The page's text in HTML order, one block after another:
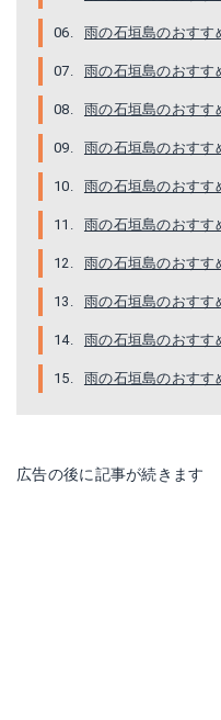
雨の石垣島のおすす
雨の石垣島のおすす
雨の石垣島のおすす
雨の石垣島のおすす
雨の石垣島のおすす
雨の石垣島のおすす
雨の石垣島のおすす
雨の石垣島のおすす
雨の石垣島のおすす
雨の石垣島のおすす
広告の後に記事が続きます